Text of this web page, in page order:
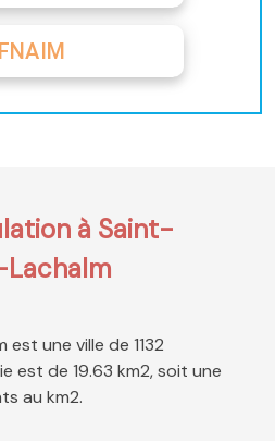
FNAIM
à Saint-
Lachalm
une ville de 1132
est de 19.63 km2, soit une
au km2.